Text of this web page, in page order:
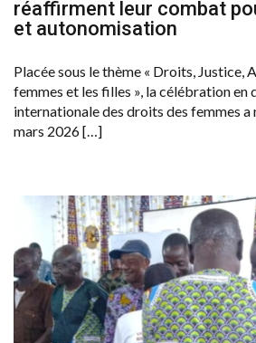
réaffirment leur combat
et autonomisation
Placée sous le thème « Droits, Justice,
femmes et les filles », la célébration en
internationale des droits des femmes
mars 2026 […]